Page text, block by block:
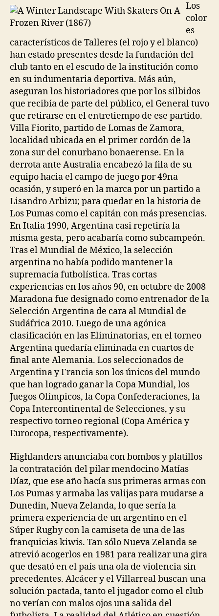
Los
color
es
característicos de Talleres (el rojo y el blanco)
han estado presentes desde la fundación del
club tanto en el escudo de la institución como
en su indumentaria deportiva. Más aún,
aseguran los historiadores que por los silbidos
que recibía de parte del público, el General tuvo
que retirarse en el entretiempo de ese partido.
Villa Fiorito, partido de Lomas de Zamora,
localidad ubicada en el primer cordón de la
zona sur del conurbano bonaerense. En la
derrota ante Australia encabezó la fila de su
equipo hacia el campo de juego por 49na
ocasión, y superó en la marca por un partido a
Lisandro Arbizu; para quedar en la historia de
Los Pumas como el capitán con más presencias.
En Italia 1990, Argentina casi repetiría la
misma gesta, pero acabaría como subcampeón.
Tras el Mundial de México, la selección
argentina no había podido mantener la
supremacía futbolística. Tras cortas
experiencias en los años 90, en octubre de 2008
Maradona fue designado como entrenador de la
Selección Argentina de cara al Mundial de
Sudáfrica 2010. Luego de una agónica
clasificación en las Eliminatorias, en el torneo
Argentina quedaría eliminada en cuartos de
final ante Alemania. Los seleccionados de
Argentina y Francia son los únicos del mundo
que han logrado ganar la Copa Mundial, los
Juegos Olímpicos, la Copa Confederaciones, la
Copa Intercontinental de Selecciones, y su
respectivo torneo regional (Copa América y
Eurocopa, respectivamente).
Highlanders anunciaba con bombos y platillos
la contratación del pilar mendocino Matías
Díaz, que ese año hacía sus primeras armas con
Los Pumas y armaba las valijas para mudarse a
Dunedin, Nueva Zelanda, lo que sería la
primera experiencia de un argentino en el
Súper Rugby con la camiseta de una de las
franquicias kiwis. Tan sólo Nueva Zelanda se
atrevió acogerlos en 1981 para realizar una gira
que desató en el país una ola de violencia sin
precedentes. Alcácer y el Villarreal buscan una
solución pactada, tanto el jugador como el club
no verían con malos ojos una salida del